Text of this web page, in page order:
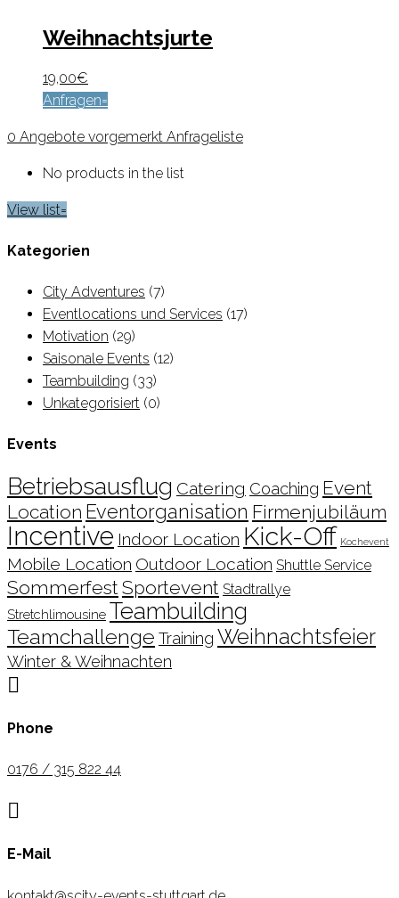
Weihnachtsjurte
19,00€
Anfragen
0 Angebote vorgemerkt Anfrageliste
No products in the list
View list
Kategorien
City Adventures (7)
Eventlocations und Services (17)
Motivation (29)
Saisonale Events (12)
Teambuilding (33)
Unkategorisiert (0)
Events
Betriebsausflug Catering Coaching Event
Location Eventorganisation Firmenjubiläum
Incentive Indoor Location Kick-Off Kochevent
Mobile Location Outdoor Location Shuttle Service
Sommerfest Sportevent Stadtrallye
Stretchlimousine Teambuilding
Teamchallenge Training Weihnachtsfeier
Winter & Weihnachten

Phone
0176 / 315 822 44

E-Mail